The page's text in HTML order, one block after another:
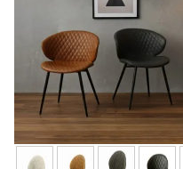
ラグ
マット